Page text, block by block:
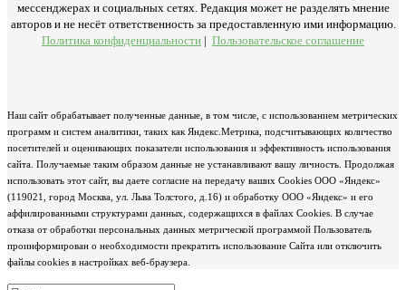
мессенджерах и социальных сетях. Редакция может не разделять мнение
авторов и не несёт ответственность за предоставленную ими информацию.
Политика конфиденциальности | Пользовательское соглашение
Наш сайт обрабатывает полученные данные, в том числе, с использованием метрических
программ и систем аналитики, таких как Яндекс.Метрика, подсчитывающих количество
посетителей и оценивающих показатели использования и эффективность использования
сайта. Получаемые таким образом данные не устанавливают вашу личность. Продолжая
использовать этот сайт, вы даете согласие на передачу ваших Cookies ООО «Яндекс»
(119021, город Москва, ул. Льва Толстого, д.16) и обработку ООО «Яндекс» и его
аффилированными структурами данных, содержащихся в файлах Cookies. В случае
отказа от обработки персональных данных метрической программой Пользователь
проинформирован о необходимости прекратить использование Сайта или отключить
файлы cookies в настройках веб-браузера.